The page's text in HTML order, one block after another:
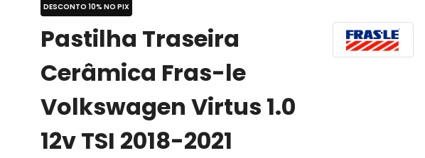
DESCONTO 10% NO PIX
Pastilha Traseira
Cerâmica Fras-le
Volkswagen Virtus 1.0
12v TSI 2018-2021